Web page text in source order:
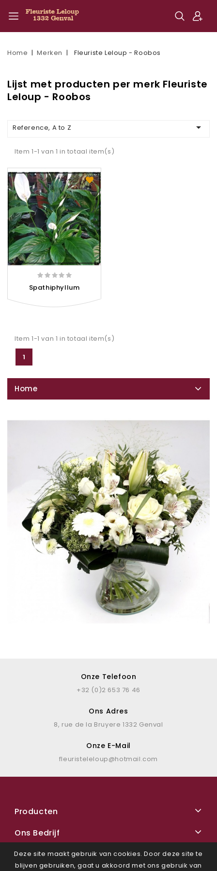
Home Merken Fleuriste Leloup - Roobos
Lijst met producten per merk Fleuriste
Leloup - Roobos
Reference, A to Z 
Item 1-1 van 1 in totaal item(s)
Spathiphyllum
Item 1-1 van 1 in totaal item(s)
1
Home
Onze Telefoon
+32 (0)2 653 76 46
Ons Adres
8, rue de la Bruyere 1332 Genval
Onze E-Mail
fleuristeleloup@hotmail.com
Producten
Ons Bedrijf
Deze site maakt gebruik van cookies. Door deze site te
blijven gebruiken, gaat u akkoord met ons gebruik van